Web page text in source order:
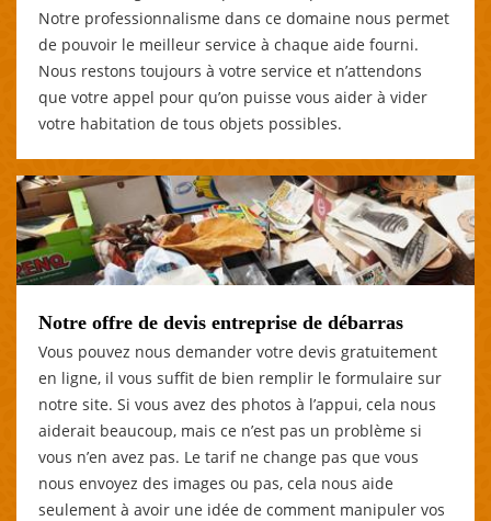
Notre professionnalisme dans ce domaine nous permet
de pouvoir le meilleur service à chaque aide fourni.
Nous restons toujours à votre service et n’attendons
que votre appel pour qu’on puisse vous aider à vider
votre habitation de tous objets possibles.
Notre offre de devis entreprise de débarras
Vous pouvez nous demander votre devis gratuitement
en ligne, il vous suffit de bien remplir le formulaire sur
notre site. Si vous avez des photos à l’appui, cela nous
aiderait beaucoup, mais ce n’est pas un problème si
vous n’en avez pas. Le tarif ne change pas que vous
nous envoyez des images ou pas, cela nous aide
seulement à avoir une idée de comment manipuler vos